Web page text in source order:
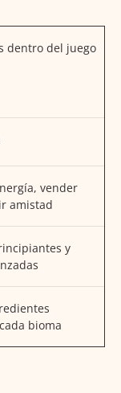
dentro del juego
vender
amistad
y
bioma